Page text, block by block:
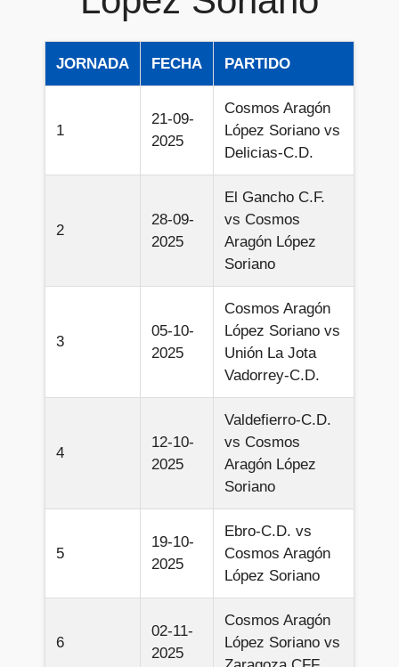
JORNADA FECHA PARTIDO
1
21-09-
2025
Cosmos Aragón
López Soriano vs
Delicias-C.D.
2
28-09-
2025
El Gancho C.F.
vs Cosmos
Aragón López
Soriano
3
05-10-
2025
Cosmos Aragón
López Soriano vs
Unión La Jota
Vadorrey-C.D.
4
12-10-
2025
Valdefierro-C.D.
vs Cosmos
Aragón López
Soriano
5
19-10-
2025
Ebro-C.D. vs
Cosmos Aragón
López Soriano
6
02-11-
2025
Cosmos Aragón
López Soriano vs